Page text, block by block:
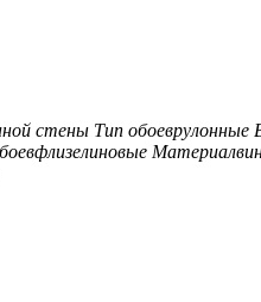
стены Тип обоеврулонные
флизелиновые Материал